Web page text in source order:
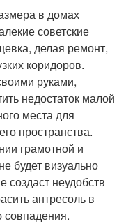
в домах
советские
делая ремонт,
коридоров.
руками,
недостаток малой
места для
пространства.
грамотной и
будет визуально
создаст неудобств
антресоль в
совпадения.